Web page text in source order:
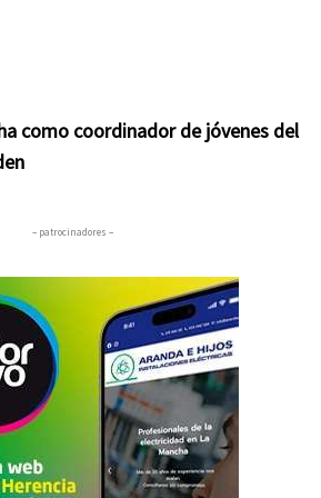
como coordinador de jóvenes del
– patrocinadores –